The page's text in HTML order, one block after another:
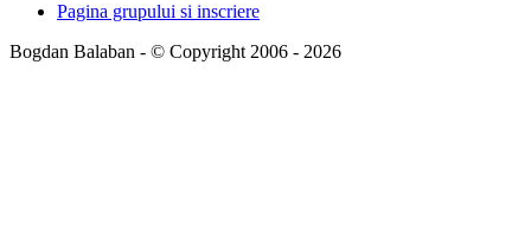
Pagina grupului si inscriere
Bogdan Balaban - © Copyright 2006 - 2026